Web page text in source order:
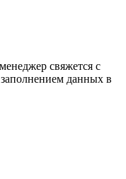
свяжется с
данных в